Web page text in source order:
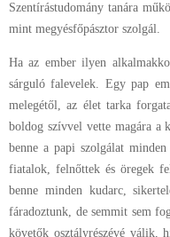
Szentírástudomány tanára
mint megyésfőpásztor szolgál.
Ha az ember ilyen
sárguló falevelek. Egy pap
melegétől, az élet tarka
boldog szívvel vette magára a
benne a papi szolgálat
fiatalok, felnőttek és öregek
benne minden kudarc,
fáradoztunk, de semmit sem
követők osztályrészévé válik,